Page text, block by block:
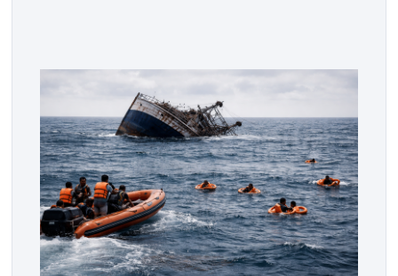
المحلي للجديدة، وذلك بحضور شخصيات مدنية وعسكرية
ودينية. وجرت مراسيم افتتاح فعاليات الموسم بالخيمة
الرسمية، حيث أُلقيت كلمات كل من رئيس المجلس […]